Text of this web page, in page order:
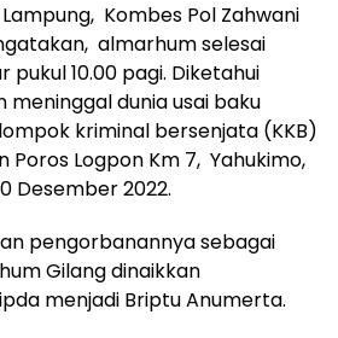
Kombes Pol Zahwani
almarhum selesai
10.00 pagi. Diketahui
dunia usai baku
kriminal bersenjata (KKB)
Poros Logpon Km 7, Yahukimo,
Desember 2022.
pengorbanannya sebagai
Gilang dinaikkan
menjadi Briptu Anumerta.